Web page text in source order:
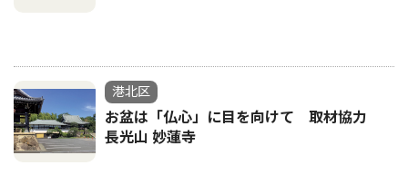
港北区
お盆は「仏心」に目を向けて 取材協力
長光山 妙蓮寺